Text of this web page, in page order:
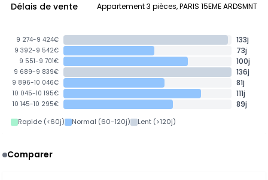
Délais de vente Appartement 3 pièces, PARIS 15EME ARDSMNT
9 274-9 424€ 133j
9 392-9 542€ 73j
9 551-9 701€ 100j
9 689-9 839€ 136j
9 896-10 046€ 81j
10 045-10 195€ 111j
10 145-10 295€ 89j
Rapide (<60j) Normal (60-120j) Lent (>120j)
Comparer